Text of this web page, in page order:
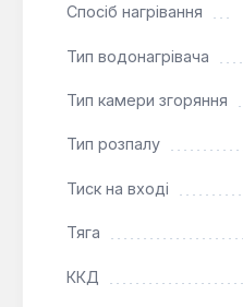
робить колонку
Газова колонка Bosch
рішенням для
приватних будинків та
підходить для сімей, де
використанні кількох
Спосіб нагрівання
Тип водонагрівача
Тип камери згоряння
Тип розпалу
Тиск на вході
Тяга
ККД